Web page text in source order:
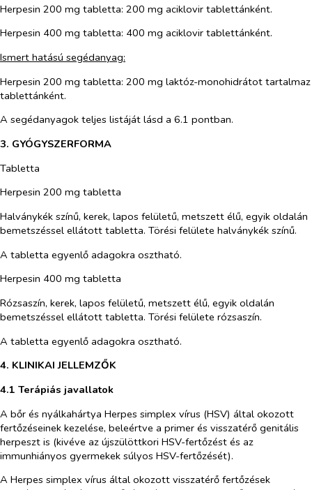
Herpesin 200 mg tabletta: 200 mg aciklovir tablettánként.
Herpesin 400 mg tabletta: 400 mg aciklovir tablettánként.
Ismert hatású segédanyag:
Herpesin 200 mg tabletta: 200 mg laktóz-monohidrátot tartalmaz
tablettánként.
A segédanyagok teljes listáját lásd a 6.1 pontban.
3. GYÓGYSZERFORMA
Tabletta
Herpesin 200 mg tabletta
Halványkék színű, kerek, lapos felületű, metszett élű, egyik oldalán
bemetszéssel ellátott tabletta. Törési felülete halványkék színű.
A tabletta egyenlő adagokra osztható.
Herpesin 400 mg tabletta
Rózsaszín, kerek, lapos felületű, metszett élű, egyik oldalán
bemetszéssel ellátott tabletta. Törési felülete rózsaszín.
A tabletta egyenlő adagokra osztható.
4. KLINIKAI JELLEMZŐK
4.1 Terápiás javallatok
A bőr és nyálkahártya Herpes simplex vírus (HSV) által okozott
fertőzéseinek kezelése, beleértve a primer és visszatérő genitális
herpeszt is (kivéve az újszülöttkori HSV-fertőzést és az
immunhiányos gyermekek súlyos HSV-fertőzését).
A Herpes simplex vírus által okozott visszatérő fertőzések